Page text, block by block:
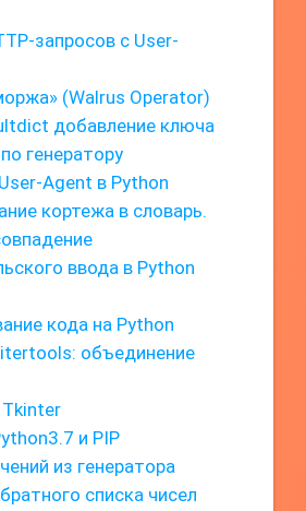
запросов с User-
(Walrus Operator)
добавление ключа
генератору
Agent в Python
кортежа в словарь.
ввода в Python
кода на Python
объединение
Tkinter
и PIP
из генератора
списка чисел